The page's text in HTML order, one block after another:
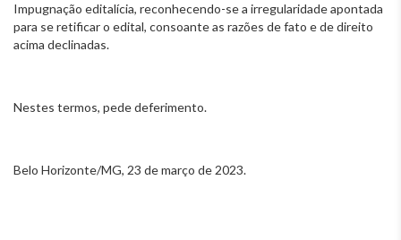
Impugnação editalícia, reconhecendo-se a irregularidade apontada
para se retificar o edital, consoante as razões de fato e de direito
acima declinadas.
Nestes termos, pede deferimento.
Belo Horizonte/MG, 23 de março de 2023.